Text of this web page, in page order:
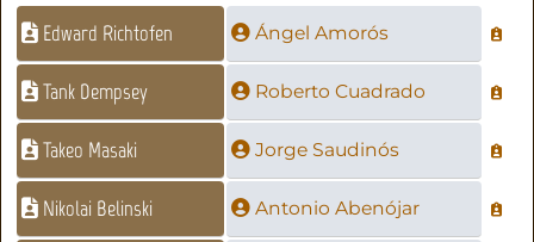
Edward Richtofen Ángel Amorós
Tank Dempsey Roberto Cuadrado
Takeo Masaki Jorge Saudinós
Nikolai Belinski Antonio Abenójar